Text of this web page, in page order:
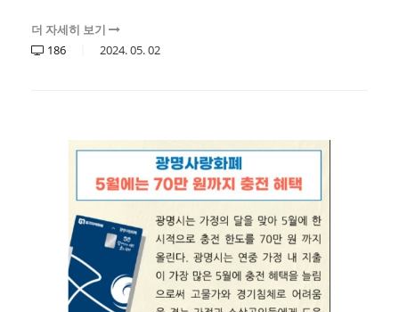
더 자세히 보기
186
2024.05.02